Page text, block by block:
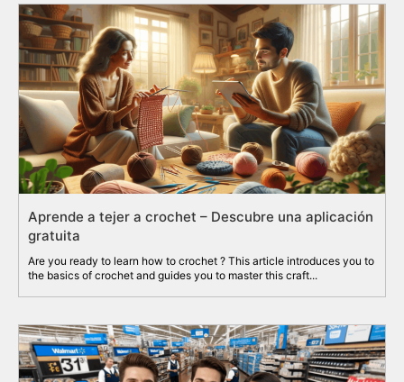
Aprende a tejer a crochet – Descubre una aplicación
gratuita
Are you ready to learn how to crochet ? This article introduces you to
the basics of crochet and guides you to master this craft...